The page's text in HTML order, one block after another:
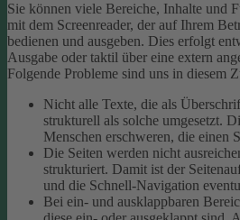
Sie können viele Bereiche, Inhalte und
mit dem Screenreader, der auf Ihrem
bedienen und ausgeben. Dies erfolgt
Ausgabe oder taktil über eine extern
Folgende Probleme sind uns in diesem
Nicht alle Texte, die als
strukturell als solche umgesetzt.
Menschen erschweren, die einen
Die Seiten werden nicht
strukturiert. Damit ist der
und die Schnell-Navigation
Bei ein- und ausklappbaren